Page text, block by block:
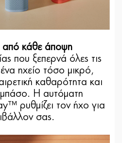
από κάθε άποψη
που ξεπερνά όλες τις
ηχείο τόσο μικρό,
καθαρότητα και
Η αυτόματη
ρυθμίζει τον ήχο για
σας.